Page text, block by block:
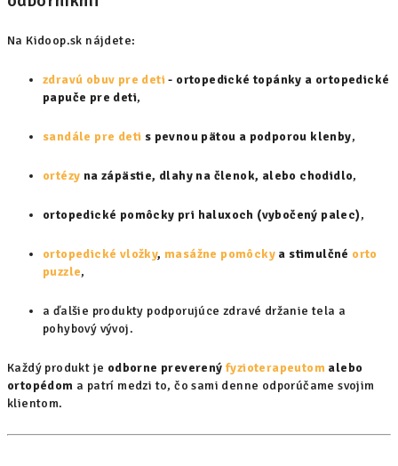
Na Kidoop.sk nájdete:
zdravú obuv pre deti- ortopedické topánky a ortopedické
papuče pre deti,
sandále pre deti s pevnou pätou a podporou klenby,
ortézy na zápästie, dlahy na členok, alebo chodidlo,
ortopedické pomôcky pri haluxoch (vybočený palec),
ortopedické vložky, masážne pomôcky a stimulčné orto
puzzle,
a ďalšie produkty podporujúce zdravé držanie tela a
pohybový vývoj.
Každý produkt je odborne preverenýfyzioterapeutom alebo
ortopédom a patrí medzi to, čo sami denne odporúčame svojim
klientom.